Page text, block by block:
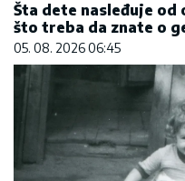
Šta dete nasleđuje od
što treba da znate o
05. 08. 2026 06:45